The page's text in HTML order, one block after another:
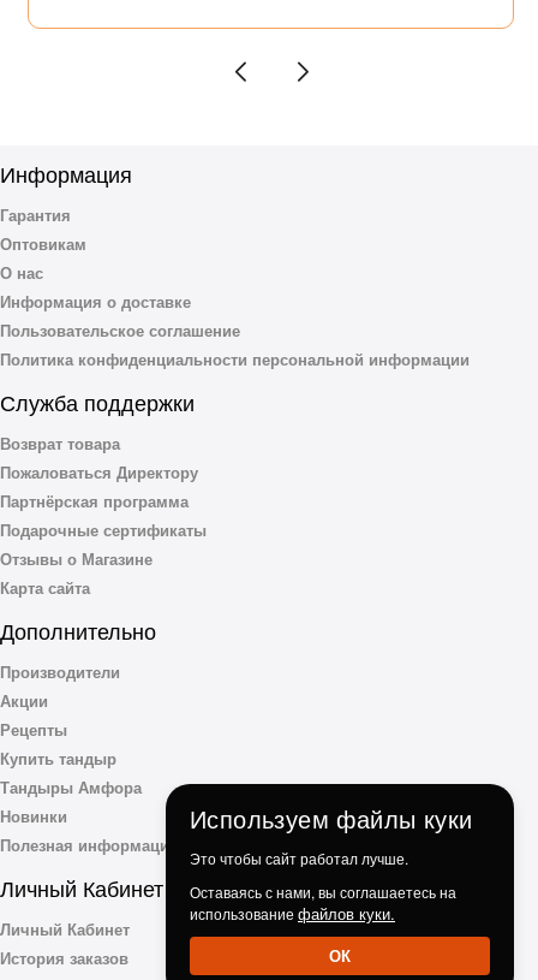
Информация
Гарантия
Оптовикам
О нас
Информация о доставке
Пользовательское соглашение
Политика конфиденциальности персональной информации
Служба поддержки
Возврат товара
Пожаловаться Директору
Партнёрская программа
Подарочные сертификаты
Отзывы о Магазине
Карта сайта
Дополнительно
Производители
Акции
Рецепты
Купить тандыр
Тандыры Амфора
Новинки
Полезная информация
Личный Кабинет
Личный Кабинет
История заказов
Используем файлы куки
Это чтобы сайт работал лучше.
Оставаясь с нами, вы соглашаетесь на
использование файлов куки.
ОК